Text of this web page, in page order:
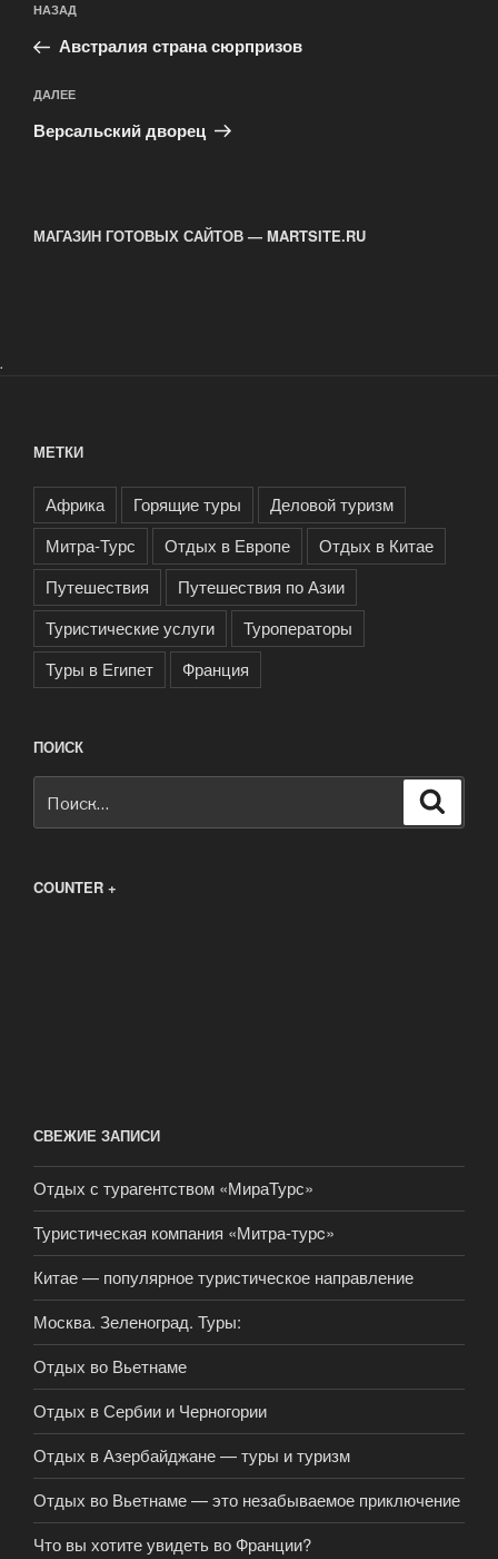
по
записям
Предыдущая
запись:
НАЗАД
Австралия страна сюрпризов
Следующая
запись
ДАЛЕЕ
Версальский дворец
МАГАЗИН ГОТОВЫХ САЙТОВ — MARTSITE.RU
.
МЕТКИ
Африка Горящие туры
Деловой туризм
Митра-Турс
Отдых в Европе
Отдых в Китае
Путешествия
Путешествия по Азии
Туристические услуги
Туроператоры
Туры в Египет
Франция
ПОИСК
COUNTER +
СВЕЖИЕ ЗАПИСИ
Отдых с турагентством «МираТурс»
Туристическая компания «Митра-турc»
Китае — популярное туристическое направление
Москва. Зеленоград. Туры:
Отдых во Вьетнаме
Отдых в Сербии и Черногории
Отдых в Азербайджане — туры и туризм
Отдых во Вьетнаме — это незабываемое приключение
Что вы хотите увидеть во Франции?